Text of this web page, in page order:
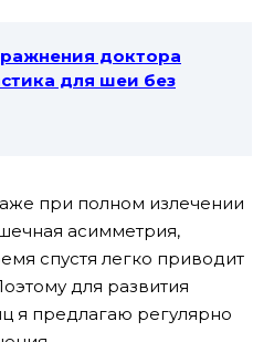
доктора
для шеи без
при полном излечении
асимметрия,
спустя легко приводит
для развития
я предлагаю регулярно